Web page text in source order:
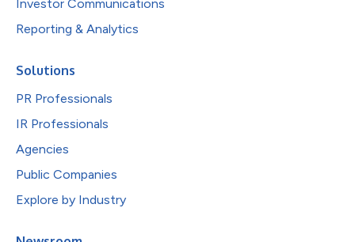
Investor Communications
Reporting & Analytics
Solutions
PR Professionals
IR Professionals
Agencies
Public Companies
Explore by Industry